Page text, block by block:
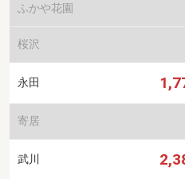
ふかや花園
桜沢
永田
寄居
武川